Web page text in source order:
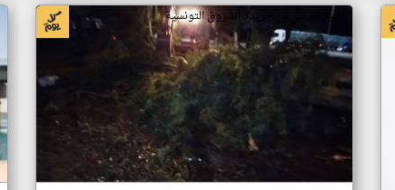
اخبار تونس من جريدة الشروق التونسية